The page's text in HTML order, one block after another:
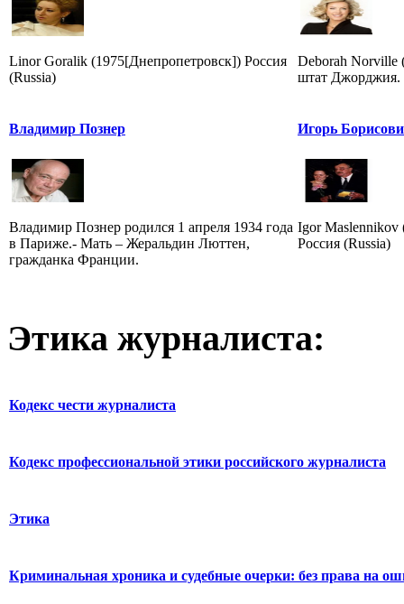
Linor Goralik (1975[Днепропетровск]) Россия
(Russia)
Deborah Norville
штат
Владимир Познер
Владимир Познер родился 1 апреля 1934 года
в Париже.- Мать – Жеральдин Люттен,
гражданка Франции.
Игорь
Igor Maslennikov
Россия (Russia)
Этика журналиста:
Кодекс чести журналиста
Кодекс профессиональной этики российского журналиста
Этика
Криминальная хроника и судебные очерки: без права на